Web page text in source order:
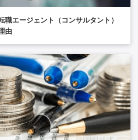
職エージェント（コンサルタント）
由